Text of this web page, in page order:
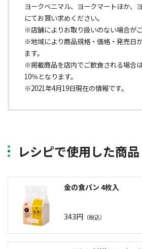
ヨークベニマル、ヨークマートほか、
にてお買い求めください。
※店舗によりお取り扱いのない場合がご
※地域により商品規格・価格・発売日
ます。
※掲載商品を店内でご飲食される場合
10％となります。
※2021年4月19日現在の情報です。
レシピで使用した商品
金の食パン 4枚入
343円 （税込）